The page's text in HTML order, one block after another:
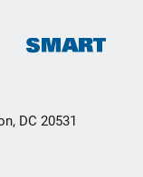
DC 20531